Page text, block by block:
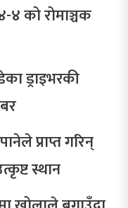
४ को रोमाञ्चक
ड्राइभरकी
प्राप्त गरिन्
स्थान